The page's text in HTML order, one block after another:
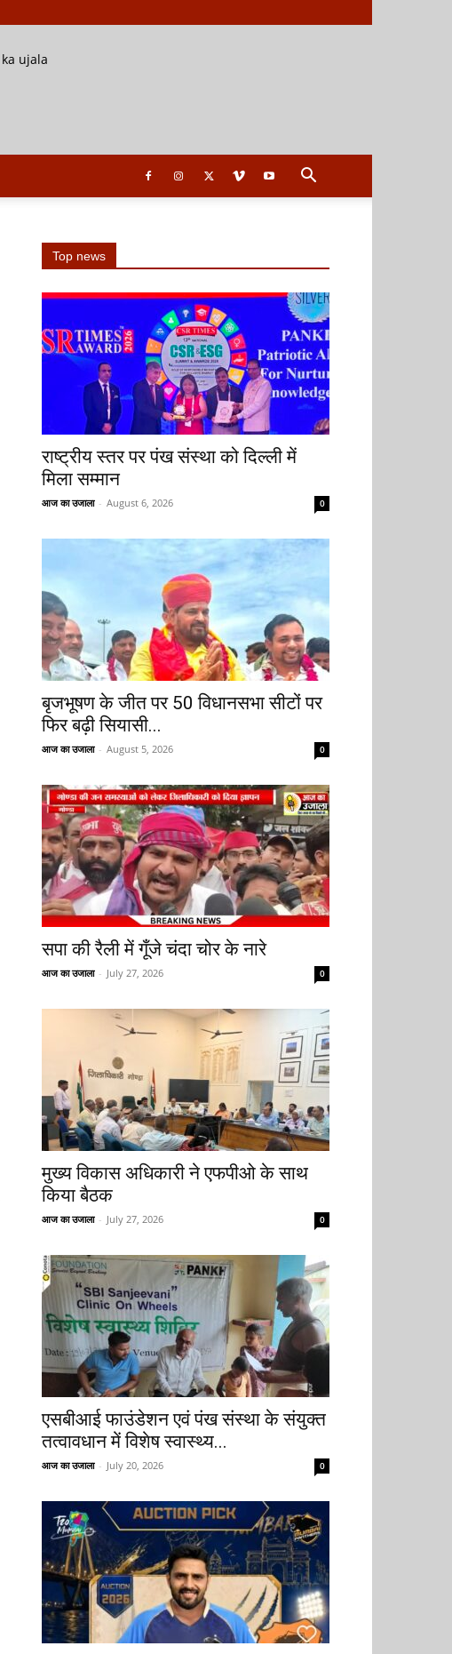
Top news
राष्ट्रीय स्तर पर पंख संस्था को दिल्ली में
मिला सम्मान
आज का उजाला - August 6, 2026 0
बृजभूषण के जीत पर 50 विधानसभा सीटों पर
फिर बढ़ी सियासी...
आज का उजाला - August 5, 2026 0
सपा की रैली में गूँजे चंदा चोर के नारे
आज का उजाला - July 27, 2026 0
मुख्य विकास अधिकारी ने एफपीओ के साथ
किया बैठक
आज का उजाला - July 27, 2026 0
एसबीआई फाउंडेशन एवं पंख संस्था के संयुक्त
तत्वावधान में विशेष स्वास्थ्य...
आज का उजाला - July 20, 2026 0